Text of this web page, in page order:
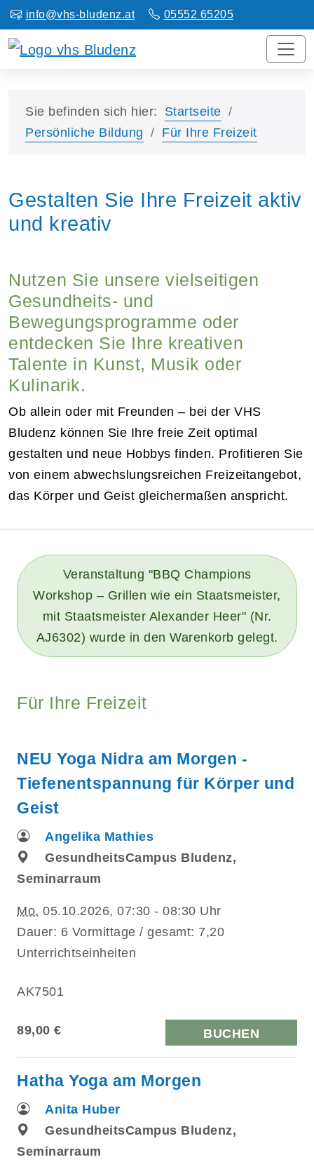
info@vhs-bludenz.at 05552 65205
Sie befinden sich hier:
Startseite
Persönliche Bildung
Für Ihre Freizeit
Gestalten Sie Ihre Freizeit aktiv
und kreativ
Nutzen Sie unsere vielseitigen
Gesundheits- und
Bewegungsprogramme oder
entdecken Sie Ihre kreativen
Talente in Kunst, Musik oder
Kulinarik.
Ob allein oder mit Freunden – bei der VHS
Bludenz können Sie Ihre freie Zeit optimal
gestalten und neue Hobbys finden. Profitieren Sie
von einem abwechslungsreichen Freizeitangebot,
das Körper und Geist gleichermaßen anspricht.
Veranstaltung "BBQ Champions
Workshop – Grillen wie ein Staatsmeister,
mit Staatsmeister Alexander Heer" (Nr.
AJ6302) wurde in den Warenkorb gelegt.
Für Ihre Freizeit
NEU Yoga Nidra am Morgen -
Tiefenentspannung für Körper und
Geist
Angelika Mathies
GesundheitsCampus Bludenz,
Seminarraum
Mo. 05.10.2026, 07:30 - 08:30 Uhr
Dauer: 6 Vormittage / gesamt: 7,20
Unterrichtseinheiten
AK7501
89,00 € BUCHEN
Hatha Yoga am Morgen
Anita Huber
GesundheitsCampus Bludenz,
Seminarraum